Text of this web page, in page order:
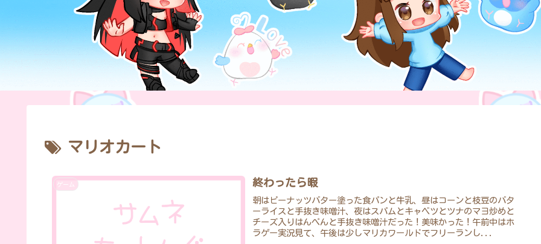
マリオカート
ゲーム 終わったら暇
朝はピーナッツバター塗った食パンと牛乳、昼はコーンと枝豆のバタ
ーライスと手抜き味噌汁、夜はスパムとキャベツとツナのマヨ炒めと
チーズ入りはんぺんと手抜き味噌汁だった！美味かった！午前中はホ
ラゲー実況見て、午後は少しマリカワールドでフリーランし...